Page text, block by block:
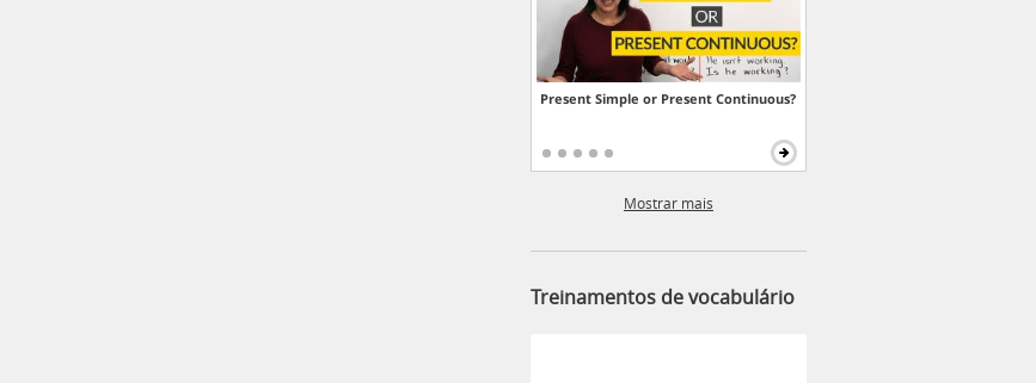
Present Simple or Present Continuous?
Mostrar mais
Treinamentos de vocabulário